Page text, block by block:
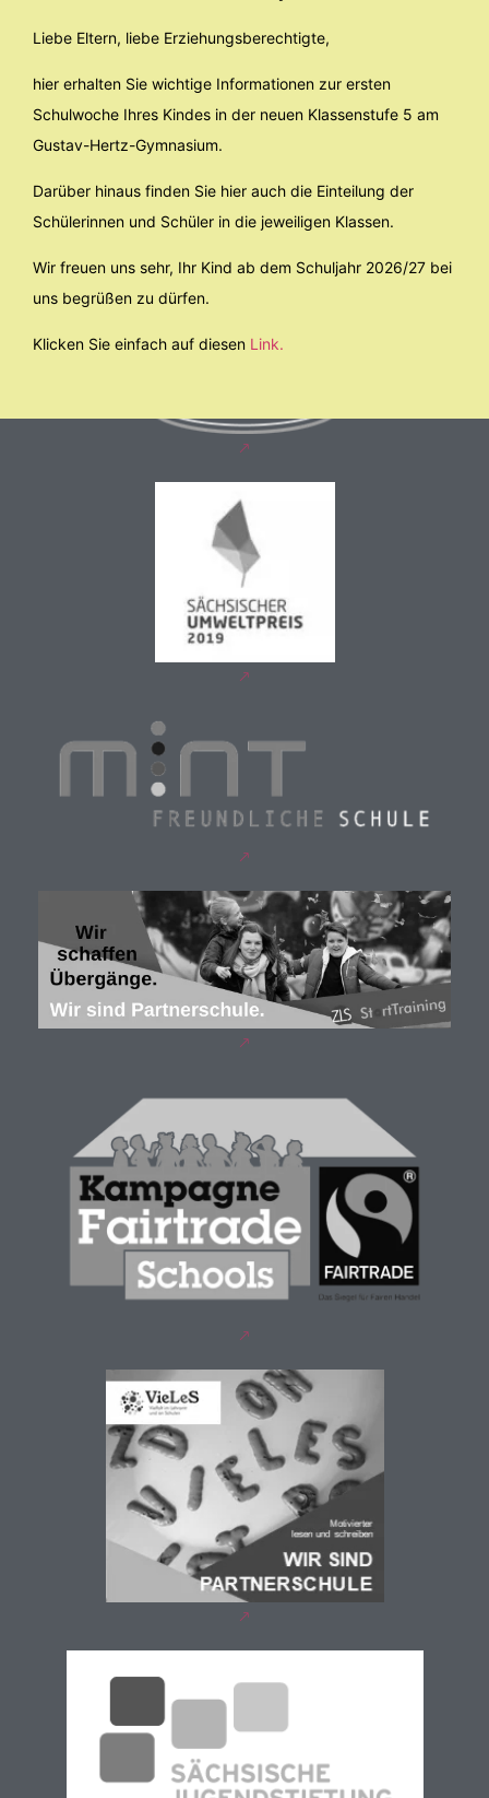
Liebe Eltern, liebe Erziehungsberechtigte,
hier erhalten Sie wichtige Informationen zur ersten
Schulwoche Ihres Kindes in der neuen Klassenstufe 5 am
Gustav-Hertz-Gymnasium.
Darüber hinaus finden Sie hier auch die Einteilung der
Schülerinnen und Schüler in die jeweiligen Klassen.
Wir freuen uns sehr, Ihr Kind ab dem Schuljahr 2026/27 bei
uns begrüßen zu dürfen.
Klicken Sie einfach auf diesen Link.